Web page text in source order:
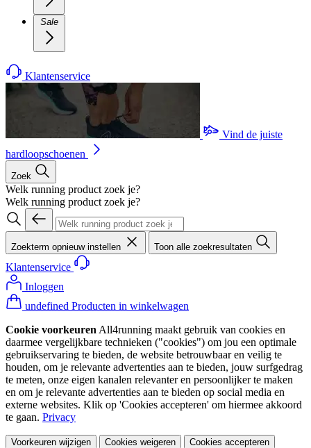
Sale
Klantenservice
Vind de juiste
hardloopschoenen
Zoek
Welk running product zoek je?
Welk running product zoek je?
Zoekterm opnieuw instellen Toon alle zoekresultaten
Klantenservice
Inloggen
undefined Producten in winkelwagen
Cookie voorkeuren All4running maakt gebruik van cookies en
daarmee vergelijkbare technieken ("cookies") om jou een optimale
gebruikservaring te bieden, de website betrouwbaar en veilig te
houden, om je relevante advertenties aan te bieden, jouw surfgedrag
te meten, onze eigen kanalen relevanter en persoonlijker te maken
en om je relevante advertenties aan te bieden op social media en
externe websites. Klik op 'Cookies accepteren' om hiermee akkoord
te gaan. Privacy
Voorkeuren wijzigen Cookies weigeren Cookies accepteren